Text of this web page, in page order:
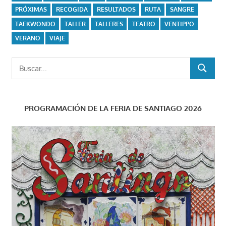
PRÓXIMAS
RECOGIDA RESULTADOS RUTA
SANGRE
TAEKWONDO
TALLER TALLERES TEATRO
VENTIPPO
VERANO
VIAJE
BUSCAR
PROGRAMACIÓN DE LA FERIA DE SANTIAGO 2026